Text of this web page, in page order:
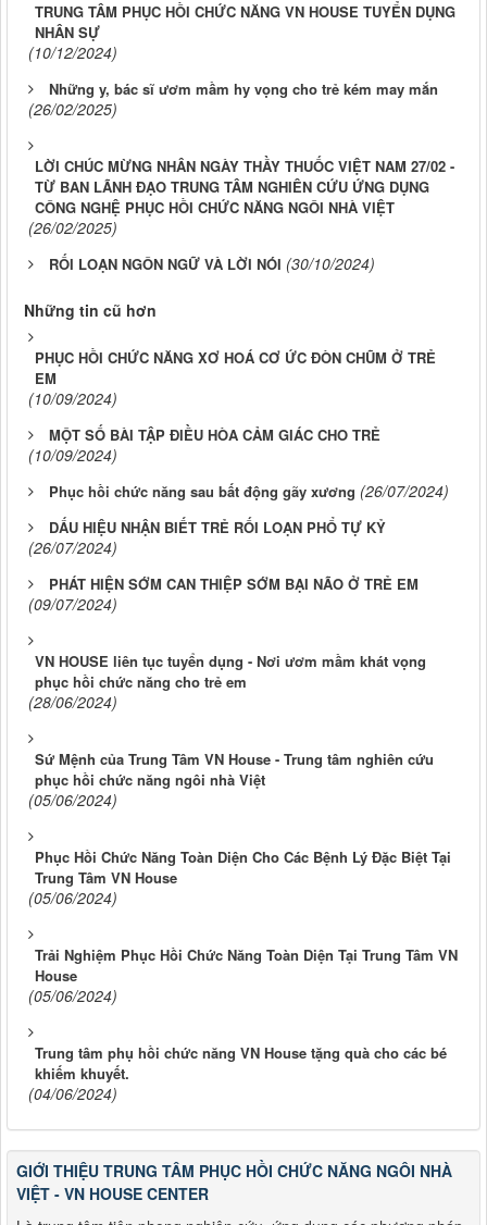
TRUNG TÂM PHỤC HỒI CHỨC NĂNG VN HOUSE TUYỂN DỤNG
NHÂN SỰ
(10/12/2024)
Những y, bác sĩ ươm mầm hy vọng cho trẻ kém may mắn
(26/02/2025)
LỜI CHÚC MỪNG NHÂN NGÀY THẦY THUỐC VIỆT NAM 27/02 -
TỪ BAN LÃNH ĐẠO TRUNG TÂM NGHIÊN CỨU ỨNG DỤNG
CÔNG NGHỆ PHỤC HỒI CHỨC NĂNG NGÔI NHÀ VIỆT
(26/02/2025)
RỐI LOẠN NGÔN NGỮ VÀ LỜI NÓI (30/10/2024)
Những tin cũ hơn
PHỤC HỒI CHỨC NĂNG XƠ HOÁ CƠ ỨC ĐÒN CHŨM Ở TRẺ
EM
(10/09/2024)
MỘT SỐ BÀI TẬP ĐIỀU HÒA CẢM GIÁC CHO TRẺ
(10/09/2024)
Phục hồi chức năng sau bất động gãy xương (26/07/2024)
DẤU HIỆU NHẬN BIẾT TRẺ RỐI LOẠN PHỔ TỰ KỶ
(26/07/2024)
PHÁT HIỆN SỚM CAN THIỆP SỚM BẠI NÃO Ở TRẺ EM
(09/07/2024)
VN HOUSE liên tục tuyển dụng - Nơi ươm mầm khát vọng
phục hồi chức năng cho trẻ em
(28/06/2024)
Sứ Mệnh của Trung Tâm VN House - Trung tâm nghiên cứu
phục hồi chức năng ngôi nhà Việt
(05/06/2024)
Phục Hồi Chức Năng Toàn Diện Cho Các Bệnh Lý Đặc Biệt Tại
Trung Tâm VN House
(05/06/2024)
Trải Nghiệm Phục Hồi Chức Năng Toàn Diện Tại Trung Tâm VN
House
(05/06/2024)
Trung tâm phụ hồi chức năng VN House tặng quà cho các bé
khiếm khuyết.
(04/06/2024)
GIỚI THIỆU TRUNG TÂM PHỤC HỒI CHỨC NĂNG NGÔI NHÀ
VIỆT - VN HOUSE CENTER